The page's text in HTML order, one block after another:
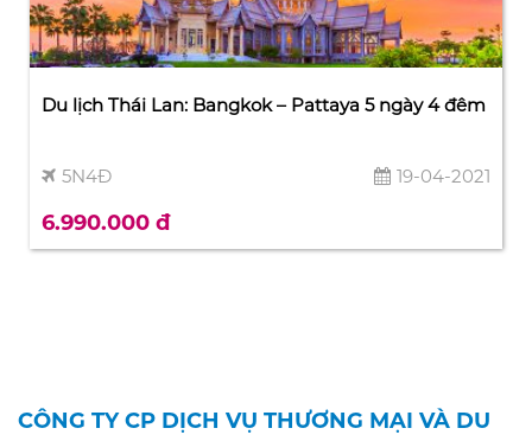
Du lịch Thái Lan: Bangkok – Pattaya 5 ngày 4 đêm
5N4Đ 19-04-2021
6.990.000 đ
CÔNG TY CP DỊCH VỤ THƯƠNG MẠI VÀ DU